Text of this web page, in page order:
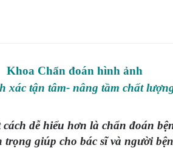
Khoa Chẩn đoán hình ảnh
xác tận tâm- nâng tầm chất
dễ hiểu hơn là chẩn đoán
giúp cho bác sĩ và người